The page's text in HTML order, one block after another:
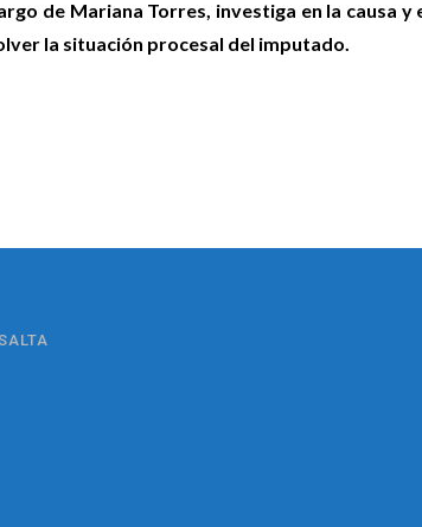
de Mariana Torres, investiga en la causa
la situación procesal del imputado.